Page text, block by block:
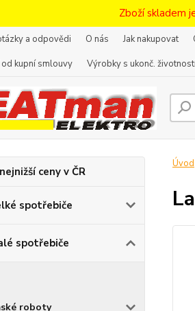
Zboží skladem
a odpovědi O nás Jak nakupovat
kupní smlouvy
Výrobky s ukonč.
ceny v ČR
spotřebiče
spotřebiče
roboty
Úvod